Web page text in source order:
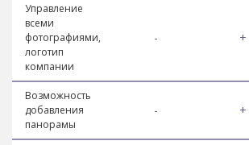
Управление
всеми
фотографиями,
логотип
компании
- +
Возможность
добавления
панорамы
- +